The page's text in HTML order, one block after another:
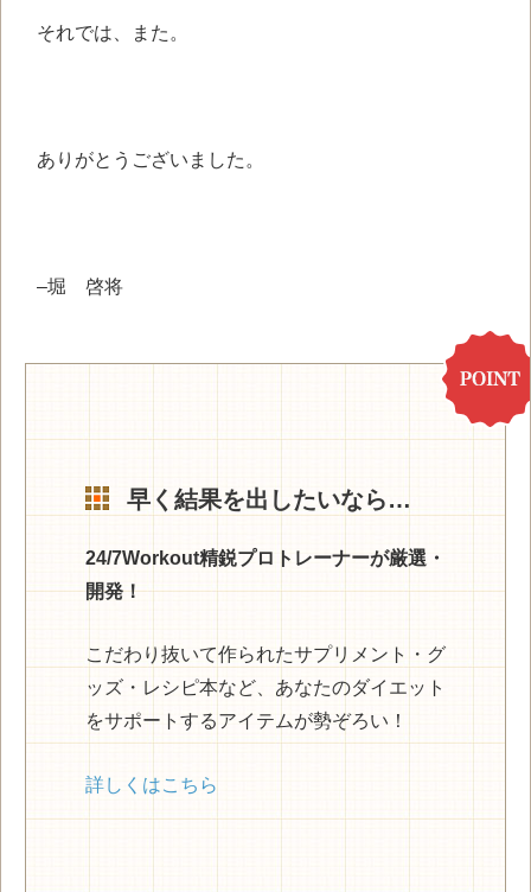
それでは、また。
ありがとうございました。
–堀 啓将
早く結果を出したいなら…
24/7Workout精鋭プロトレーナーが厳選・
開発！
こだわり抜いて作られたサプリメント・グ
ッズ・レシピ本など、あなたのダイエット
をサポートするアイテムが勢ぞろい！
詳しくはこちら